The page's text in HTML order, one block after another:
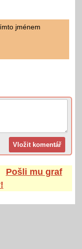
jménem
Pošli mu graf